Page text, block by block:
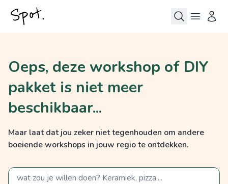
Oeps, deze workshop of DIY
pakket is niet meer
beschikbaar...
Maar laat dat jou zeker niet tegenhouden om andere
boeiende workshops in jouw regio te ontdekken.
zoek op een term